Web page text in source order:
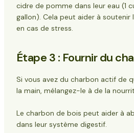
cidre de pomme dans leur eau (1
gallon). Cela peut aider à
en cas de stress.
Étape 3 : Fournir du
Si vous avez du charbon actif de
la main, mélangez-le à de la
Le charbon de bois peut aider à
dans leur système digestif.